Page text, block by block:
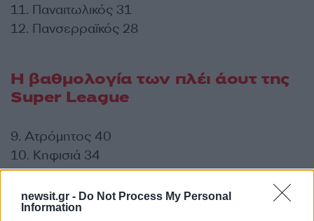
newsit.gr - Do Not Process My Personal
Information
11. Παναιτωλικός 31
12. Πανσερραϊκός 28
Η βαθμολογία των πλέι άουτ της
Super League
9. Ατρόμητος 40
10. Κηφισιά 34
11. Παναιτωλικός 31
12. Πανσερραϊκός 28
13. Αστέρας Τρίπολης 28